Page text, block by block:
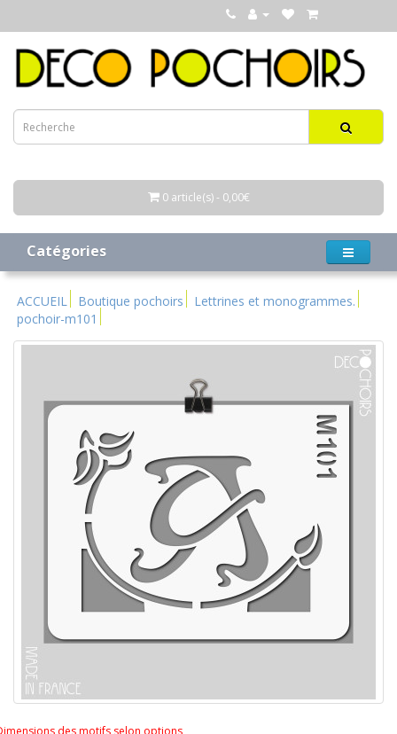
0 article(s) - 0,00€
Catégories
ACCUEIL Boutique pochoirs
Lettrines et monogrammes.
pochoir-m101